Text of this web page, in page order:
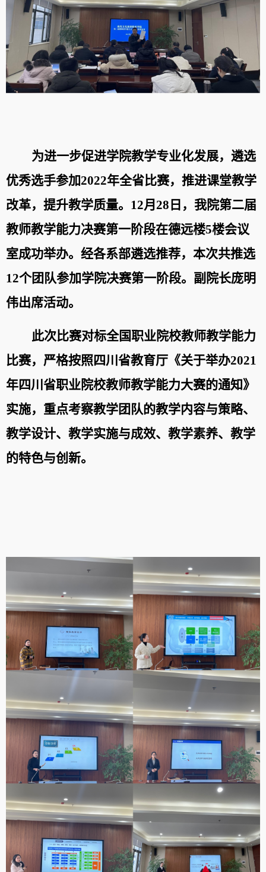
为进一步促进学院教学专业化发展，遴选
优秀选手参加2022年全省比赛，推进课堂教学
改革，提升教学质量。 12月 28 日，我院第二届
教师教学能力决赛第一阶段在德远楼5楼会议
室成功举办。经各系部遴选推荐，本次共推选
12个团队参加学院决赛第一阶段。副院长庞明
伟出席活动。
此次比赛对标全国职业院校教师教学能力
比赛，严格按照四川省教育厅《关于举办2021
年四川省职业院校教师教学能力大赛的通知》
实施，重点考察教学团队的教学内容与策略、
教学设计、教学实施与成效、教学素养、教学
的特色与创新。